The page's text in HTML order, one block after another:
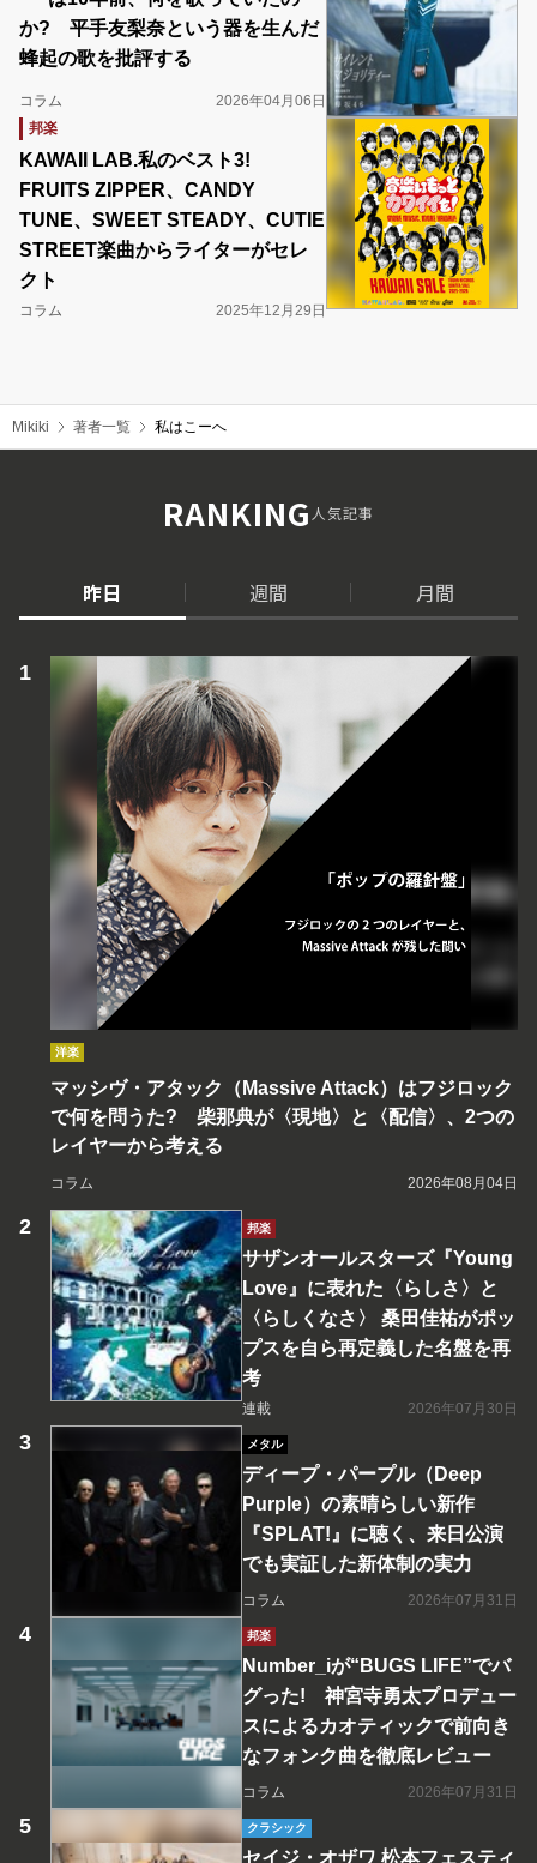
か? 平手友梨奈という器を生んだ
蜂起の歌を批評する
コラム
2026年04月06日
邦楽
KAWAII LAB.私のベスト3!
FRUITS ZIPPER、CANDY
TUNE、SWEET STEADY、CUTIE
STREET楽曲からライターがセレ
クト
コラム 2025年12月29日
Mikiki 著者一覧 私はこーへ
RANKING人気記事
昨日 週間 月間
洋楽
マッシヴ・アタック（Massive Attack）はフジロック
で何を問うた? 柴那典が〈現地〉と〈配信〉、2つの
レイヤーから考える
コラム 2026年08月04日
邦楽
サザンオールスターズ『Young
Love』に表れた〈らしさ〉と
〈らしくなさ〉 桑田佳祐がポッ
プスを自ら再定義した名盤を再
考
連載 2026年07月30日
メタル
ディープ・パープル（Deep
Purple）の素晴らしい新作
『SPLAT!』に聴く、来日公演
でも実証した新体制の実力
コラム 2026年07月31日
邦楽
Number_iが“BUGS LIFE”でバ
グった! 神宮寺勇太プロデュー
スによるカオティックで前向き
なフォンク曲を徹底レビュー
コラム 2026年07月31日
クラシック
セイジ・オザワ 松本フェスティ